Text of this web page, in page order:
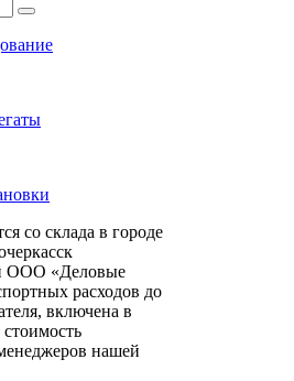
со склада в городе
ООО «Деловые
расходов до
включена в
стоимость
нашей